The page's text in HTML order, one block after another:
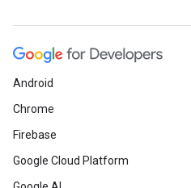
Android
Chrome
Firebase
Google Cloud Platform